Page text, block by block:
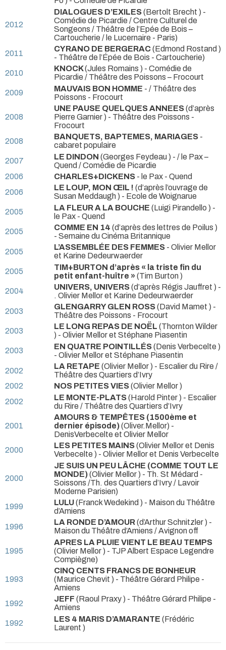
2012
DIALOGUES D’EXILES(Bertolt Brecht ) -
Comédie de Picardie / Centre Culturel de
Songeons / Théâtre de l’Epée de Bois –
Cartoucherie / le Lucernaire - Paris)
2011
CYRANO DE BERGERAC(Edmond Rostand )
- Théâtre de l’Épée de Bois - Cartoucherie)
2010
KNOCK(Jules Romains ) - Comédie de
Picardie / Théâtre des Poissons – Frocourt
2009
MAUVAIS BON HOMME - / Théâtre des
Poissons - Frocourt
2008
UNE PAUSE QUELQUES ANNEES(d’après
Pierre Garnier ) - Théâtre des Poissons -
Frocourt
2008
BANQUETS, BAPTEMES, MARIAGES -
cabaret populaire
2007
LE DINDON (Georges Feydeau ) - / le Pax –
Quend / Comédie de Picardie
2006
CHARLES+DICKENS - le Pax - Quend
2006
LE LOUP, MON ŒIL ! (d’après l’ouvrage de
Susan Meddaugh ) - Ecole de Woignarue
2005
LA FLEUR A LA BOUCHE (Luigi Pirandello ) -
le Pax - Quend
2005
COMME EN 14 (d’après des lettres de Poilus )
- Semaine du Cinéma Britannique
2005
L’ASSEMBLÉE DES FEMMES - Olivier Mellor
et Karine Dedeurwaerder
2005
TIM+BURTON d’après « la triste fin du
petit enfant-huître » (Tim Burton )
2004
UNIVERS, UNIVERS(d’après Régis Jauffret ) -
. Olivier Mellor et Karine Dedeurwaerder
2003
GLENGARRY GLEN ROSS(David Mamet ) -
Théâtre des Poissons - Frocourt
2003
LE LONG REPAS DE NOËL (Thornton Wilder
) - Olivier Mellor et Stéphane Piasentin
2003
EN QUATRE POINTILLÉS(Denis Verbecelte )
- Olivier Mellor et Stéphane Piasentin
2002
LA RETAPE (Olivier Mellor ) - Escalier du Rire /
Théâtre des Quartiers d’Ivry
2002
NOS PETITES VIES(Olivier Mellor )
2002
LE MONTE-PLATS(Harold Pinter ) - Escalier
du Rire / Théâtre des Quartiers d’Ivry
2001
AMOURS & TEMPÊTES (1500ème et
dernier épisode)(Oliver.Mellor) -
DenisVerbecelte et Olivier Mellor
2000
LES PETITES MAINS(Olivier Mellor et Denis
Verbecelte ) - Olivier Mellor et Denis Verbecelte
2000
JE SUIS UN PEU LÂCHE (COMME TOUT LE
MONDE)(Olivier Mellor ) - Th. St Médard -
Soissons /Th. des Quartiers d’Ivry / Lavoir
Moderne Parisien)
1999
LULU(Franck Wedekind ) - Maison du Théâtre
d’Amiens
1996
LA RONDE D’AMOUR(d’Arthur Schnitzler ) -
Maison du Théâtre d’Amiens / Avignon off
1995
APRES LA PLUIE VIENT LE BEAU TEMPS
(Olivier Mellor ) - TJP Albert Espace Legendre
Compiègne)
1993
CINQ CENTS FRANCS DE BONHEUR
(Maurice Chevit ) - Théâtre Gérard Philipe -
Amiens
1992
JEFF (Raoul Praxy ) - Théâtre Gérard Philipe -
Amiens
1992
LES 4 MARIS D’AMARANTE (Frédéric
Laurent )